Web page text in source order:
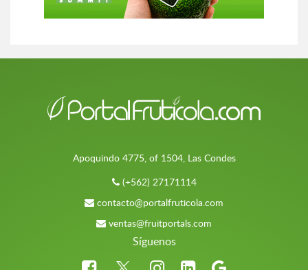
Apoquindo 4775, of 1504, Las Condes
(+562) 27171114
contacto@portalfruticola.com
ventas@fruitportals.com
Síguenos